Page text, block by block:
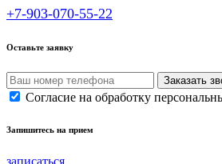
+7-903-070-55-22
Оставьте заявку
Согласие на обработку
Запишитесь на прием